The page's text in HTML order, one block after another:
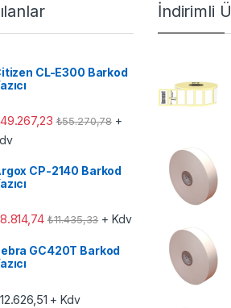
CL-E300 Barkod
49.267,23 ₺55.270,78 +
CP-2140 Barkod
8.814,74 ₺11.435,33+ Kdv
GC420T Barkod
12.626,51 + Kdv
İndirimli